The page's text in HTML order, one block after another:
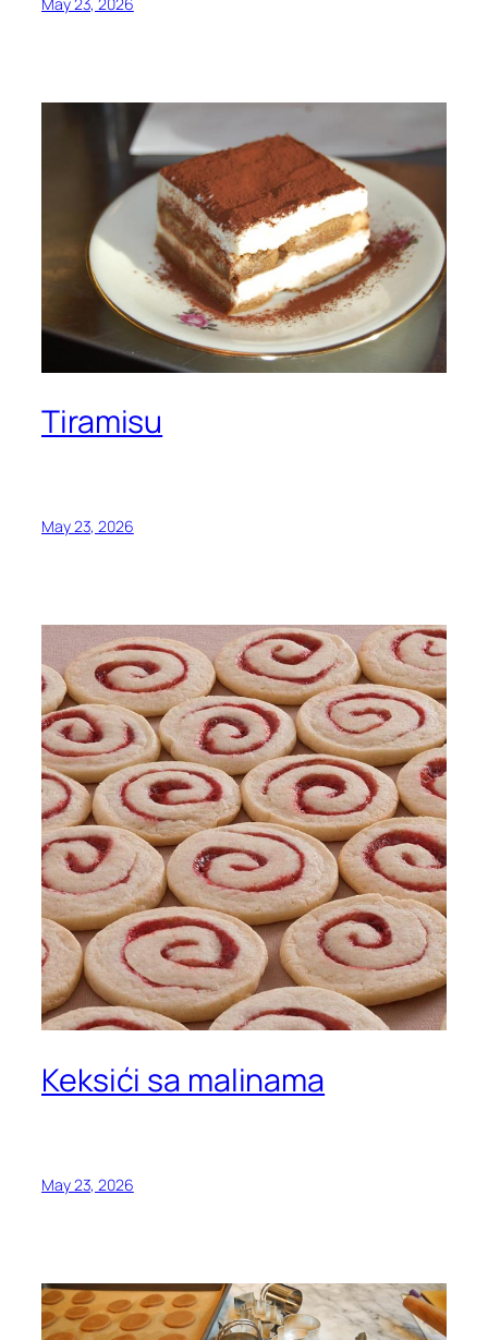
Tiramisu
May 23, 2026
Keksići sa malinama
May 23, 2026